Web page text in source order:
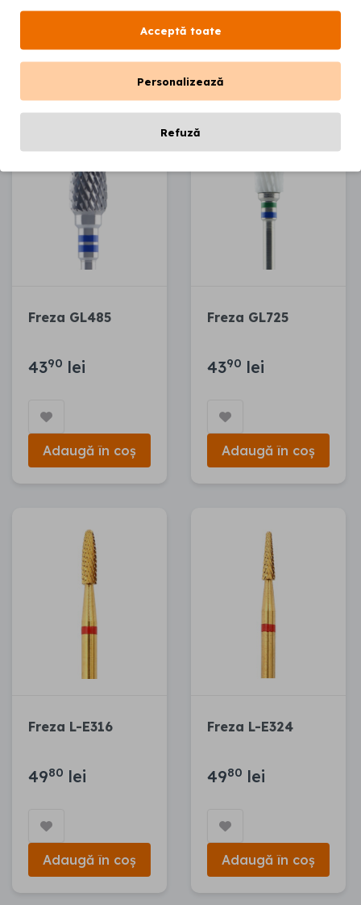
Freza GL485
4390 lei
Adaugă în coș
Freza GL725
4390 lei
Adaugă în coș
Freza L-E316
4980 lei
Adaugă în coș
Freza L-E324
4980 lei
Adaugă în coș
Acceptă toate
Personalizează
Refuză